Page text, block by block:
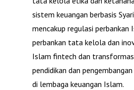
sistem keuangan berbasis
mencakup regulasi perbankan
perbankan tata kelola dan
Islam fintech dan
pendidikan dan
di lembaga keuangan Islam.